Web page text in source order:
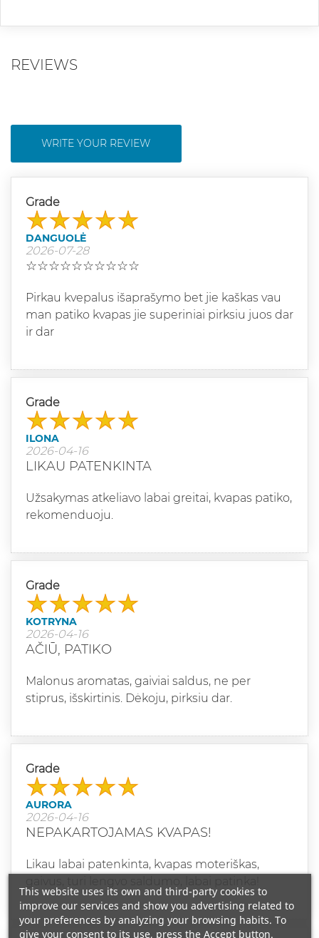
REVIEWS
WRITE YOUR REVIEW
Grade
DANGUOLĖ
2026-07-28
☆☆☆☆☆☆☆☆☆☆
Pirkau kvepalus išaprašymo bet jie kaškas vau
man patiko kvapas jie superiniai pirksiu juos dar
ir dar
Grade
ILONA
2026-04-16
LIKAU PATENKINTA
Užsakymas atkeliavo labai greitai, kvapas patiko,
rekomenduoju.
Grade
KOTRYNA
2026-04-16
AČIŪ, PATIKO
Malonus aromatas, gaiviai saldus, ne per
stiprus, išskirtinis. Dėkoju, pirksiu dar.
Grade
AURORA
2026-04-16
NEPAKARTOJAMAS KVAPAS!
Likau labai patenkinta, kvapas moteriškas,
This website uses its own and third-party cookies to
improve our services and show you advertising related to
your preferences by analyzing your browsing habits. To
give your consent to its use, press the Accept button.